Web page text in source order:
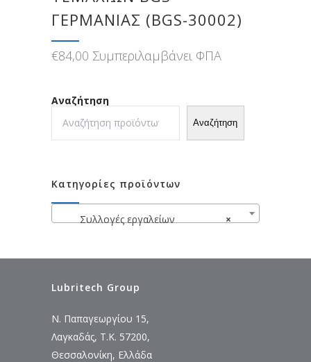
ΓΕΡΜΑΝΊΑΣ (BGS-30002)
€84,00 Συμπεριλαμβάνει ΦΠΑ
Αναζήτηση
Αναζήτηση
Κατηγορίες προϊόντων
×
Συλλογές εργαλείων
Lubritech Group
Ν. Παπαγεωργίου 15,
Λαγκαδάς, Τ.Κ. 57200,
Θεσσαλονίκη, Ελλάδα